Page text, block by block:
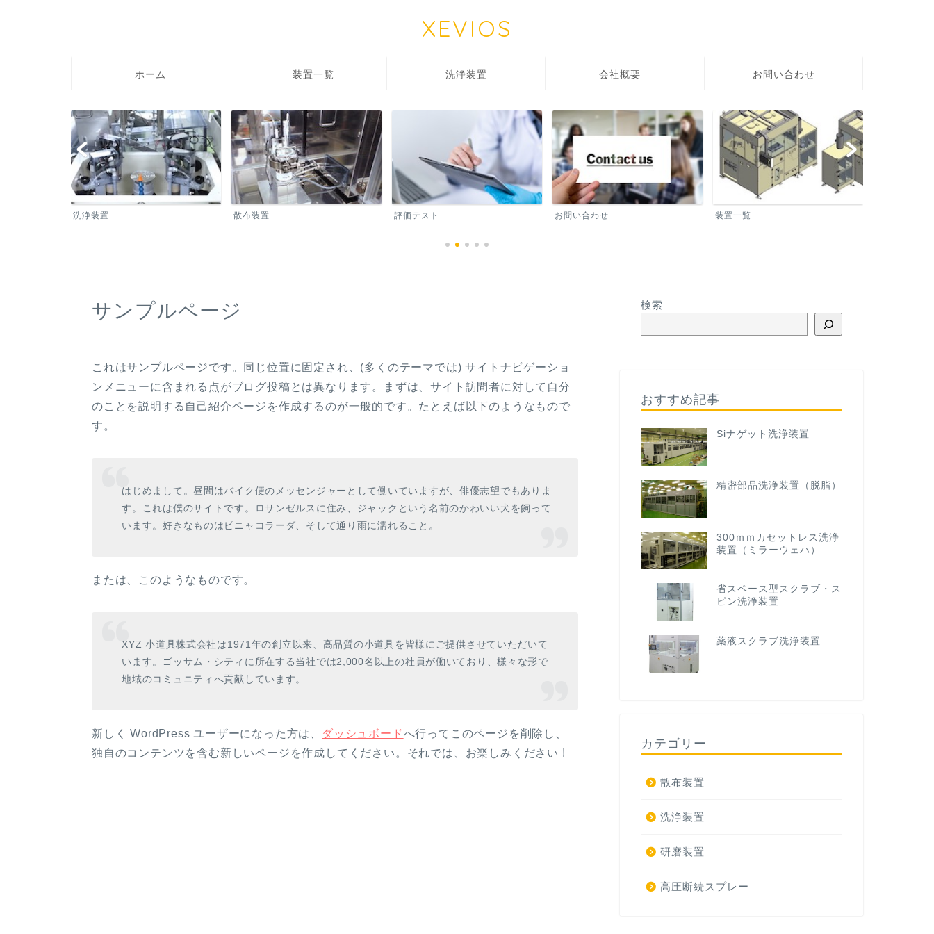
XEVIOS
ホーム 装置一覧 洗浄装置 会社概要 お問い合わせ
洗浄装置 散布装置 評価テスト お問い合わせ 装置一覧
サンプルページ
これはサンプルページです。同じ位置に固定され、(多くのテーマでは) サイトナビゲーショ
ンメニューに含まれる点がブログ投稿とは異なります。まずは、サイト訪問者に対して自分
のことを説明する自己紹介ページを作成するのが一般的です。たとえば以下のようなもので
す。
はじめまして。昼間はバイク便のメッセンジャーとして働いていますが、俳優志望でもありま
す。これは僕のサイトです。ロサンゼルスに住み、ジャックという名前のかわいい犬を飼って
います。好きなものはピニャコラーダ、そして通り雨に濡れること。
または、このようなものです。
XYZ 小道具株式会社は1971年の創立以来、高品質の小道具を皆様にご提供させていただいて
います。ゴッサム・シティに所在する当社では2,000名以上の社員が働いており、様々な形で
地域のコミュニティへ貢献しています。
新しく WordPress ユーザーになった方は、 ダッシュボードへ行ってこのページを削除し、
独自のコンテンツを含む新しいページを作成してください。それでは、お楽しみください !
検索
おすすめ記事
Siナゲット洗浄装置
精密部品洗浄装置（脱脂）
300ｍｍカセットレス洗浄
装置（ミラーウェハ）
省スペース型スクラブ・ス
ピン洗浄装置
薬液スクラブ洗浄装置
カテゴリー
散布装置
洗浄装置
研磨装置
高圧断続スプレー